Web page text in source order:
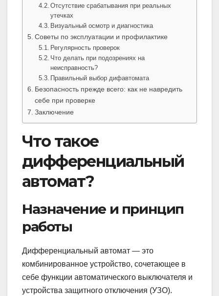
Отсутствие срабатывания при реальных
утечках
Визуальный осмотр и диагностика
Советы по эксплуатации и профилактике
Регулярность проверок
Что делать при подозрениях на
неисправность?
Правильный выбор дифавтомата
Безопасность прежде всего: как не навредить
себе при проверке
Заключение
Что такое
дифференциальный
автомат?
Назначение и принцип
работы
Дифференциальный автомат — это
комбинированное устройство, сочетающее в
себе функции автоматического выключателя и
устройства защитного отключения (УЗО).